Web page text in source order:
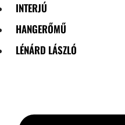
INTERJÚ
HANGERŐMŰ
LÉNÁRD LÁSZLÓ